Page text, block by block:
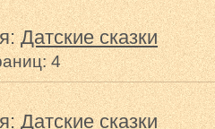
Датские сказки
4
Датские сказки